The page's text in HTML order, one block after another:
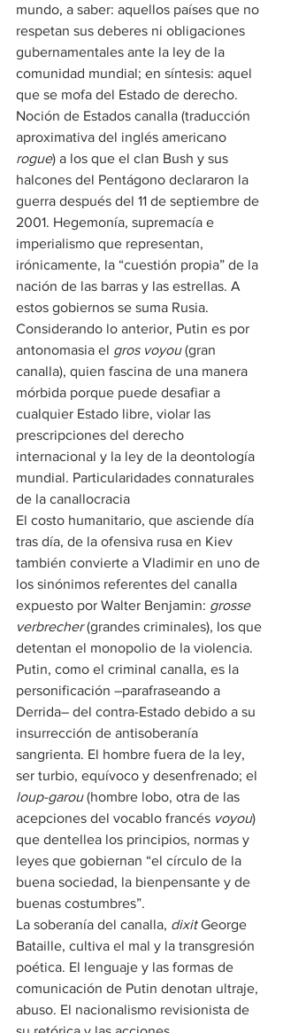
mundo, a saber: aquellos países que no
respetan sus deberes ni obligaciones
gubernamentales ante la ley de la
comunidad mundial; en síntesis: aquel
que se mofa del Estado de derecho.
Noción de Estados canalla (traducción
aproximativa del inglés americano
rogue) a los que el clan Bush y sus
halcones del Pentágono declararon la
guerra después del 11 de septiembre de
2001. Hegemonía, supremacía e
imperialismo que representan,
irónicamente, la “cuestión propia” de la
nación de las barras y las estrellas. A
estos gobiernos se suma Rusia.
Considerando lo anterior, Putin es por
antonomasia el gros voyou (gran
canalla), quien fascina de una manera
mórbida porque puede desafiar a
cualquier Estado libre, violar las
prescripciones del derecho
internacional y la ley de la deontología
mundial. Particularidades connaturales
de la canallocracia
El costo humanitario, que asciende día
tras día, de la ofensiva rusa en Kiev
también convierte a Vladimir en uno de
los sinónimos referentes del canalla
expuesto por Walter Benjamin: grosse
verbrecher (grandes criminales), los que
detentan el monopolio de la violencia.
Putin, como el criminal canalla, es la
personificación –parafraseando a
Derrida– del contra-Estado debido a su
insurrección de antisoberanía
sangrienta. El hombre fuera de la ley,
ser turbio, equívoco y desenfrenado; el
loup-garou (hombre lobo, otra de las
acepciones del vocablo francés voyou)
que dentellea los principios, normas y
leyes que gobiernan “el círculo de la
buena sociedad, la bienpensante y de
buenas costumbres”.
La soberanía del canalla, dixit George
Bataille, cultiva el mal y la transgresión
poética. El lenguaje y las formas de
comunicación de Putin denotan ultraje,
abuso. El nacionalismo revisionista de